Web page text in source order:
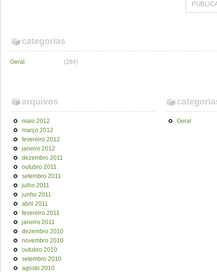
categorias
Geral (284)
arquivos
maio 2012
março 2012
fevereiro 2012
janeiro 2012
dezembro 2011
outubro 2011
setembro 2011
julho 2011
junho 2011
abril 2011
fevereiro 2011
janeiro 2011
dezembro 2010
novembro 2010
outubro 2010
setembro 2010
agosto 2010
Geral